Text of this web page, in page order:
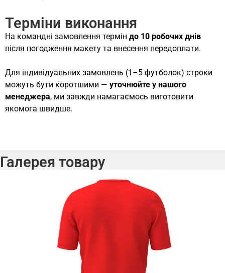
Терміни виконання
На командні замовлення термін до 10 робочих днів
після погодження макету та внесення передоплати.
Для індивідуальних замовлень (1–5 футболок) строки
можуть бути коротшими — уточнюйте у нашого
менеджера, ми завжди намагаємось виготовити
якомога швидше.
Галерея товару